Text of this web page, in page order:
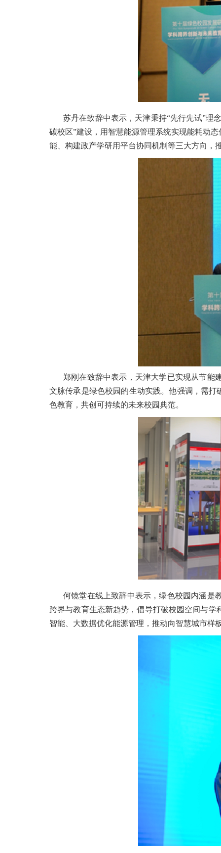
苏丹在致辞中表示，天津秉持“先行先试”理
碳校区”建设，用智慧能源管理系统实现能耗动
能、构建政产学研用平台协同机制等三大方向，
郑刚在致辞中表示，天津大学已实现从节能
文脉传承是绿色校园的生动实践。他强调，需
色教育，共创可持续的未来校园典范。
何镜堂在线上致辞中表示，绿色校园内涵是
跨界与教育生态新趋势，倡导打破校园空间与
智能、大数据优化能源管理，推动向智慧城市样